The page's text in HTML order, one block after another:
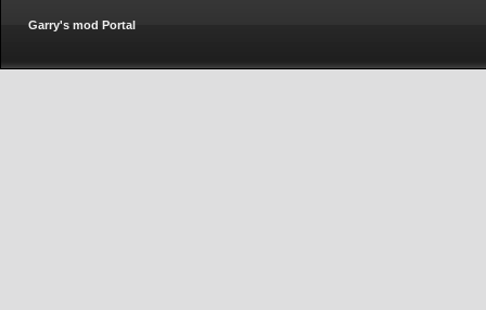
Garry's mod Portal